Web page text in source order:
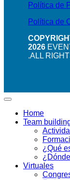
Política de
Política de
2026
.ALL
Home
Team
¿Qué
Virtuales